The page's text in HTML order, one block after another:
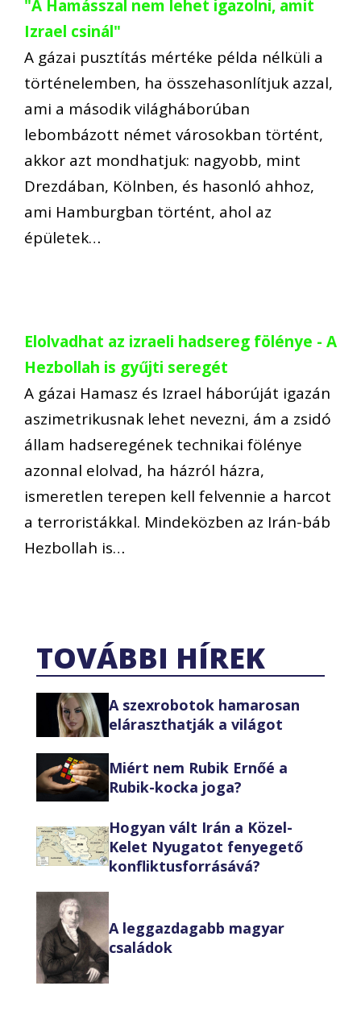
"A Hamásszal nem lehet igazolni, amit
Izrael csinál"
A gázai pusztítás mértéke példa nélküli a
történelemben, ha összehasonlítjuk azzal,
ami a második világháborúban
lebombázott német városokban történt,
akkor azt mondhatjuk: nagyobb, mint
Drezdában, Kölnben, és hasonló ahhoz,
ami Hamburgban történt, ahol az
épületek…
Elolvadhat az izraeli hadsereg fölénye - A
Hezbollah is gyűjti seregét
A gázai Hamasz és Izrael háborúját igazán
aszimetrikusnak lehet nevezni, ám a zsidó
állam hadseregének technikai fölénye
azonnal elolvad, ha házról házra,
ismeretlen terepen kell felvennie a harcot
a terroristákkal. Mindeközben az Irán-báb
Hezbollah is…
TOVÁBBI HÍREK
A szexrobotok hamarosan
eláraszthatják a világot
Miért nem Rubik Ernőé a
Rubik-kocka joga?
Hogyan vált Irán a Közel-
Kelet Nyugatot fenyegető
konfliktusforrásává?
A leggazdagabb magyar
családok